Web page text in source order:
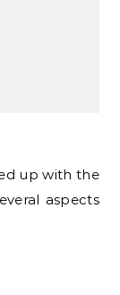
up with the
aspects